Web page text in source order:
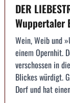
DER
Wuppertaler
Wein, Weib und
einem Opernhit.
verschossen in
Blickes würdigt.
Dorf und hat